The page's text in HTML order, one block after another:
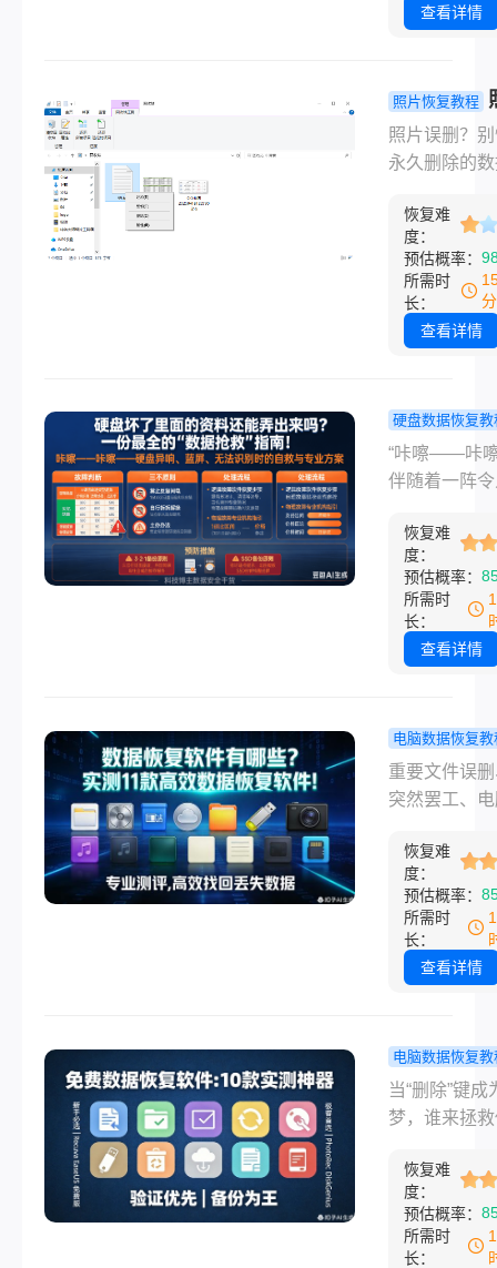
场人因误删
哭的场景。“
除” 四个字看
了数据的生
期，但实际
要文件存储
空间未被新
盖，恢复成
高达 90% 以
查看详情
照片恢复教程
误删永久删
样找回？这
照片误删？
永久删除的
除的那一刻
数据并未真
而去。电脑
件误删、回
被清空、U
乎每个数码
经历过。数
瞬间的恐慌
我们手足无
网上繁杂的
让人难以辨
伪。据统计
78%的个人
失是由于误
成的，而非
下，所谓“永
并非物理消
要
恢复难
度：
预估概率：
所需时
长：
查看详情
硬盘数据恢复教
盘坏了里面
料还能弄出
“数据抢救”
南！
“咔嚓——咔
伴随着一阵
屏了，或者
论如何插拔
都显示“无法
设备”。那一
脏骤停的不
作文档、还
的毕业论文
完了吗？”
恢复难
度：
预估概率：
所需时
长：
查看详情
电脑数据恢复教
据恢复软件
些？实测11
件！
重要文件误
突然罢工、
这些令人崩
刻，你是否
过？当我们
脑屏幕上那
惊心的对话
“是”之后立即
及。或是当U
电脑后弹出的
格式化”提示
瞬间凉了半
里面有没备
贵照片、重
作文档。
恢复难
度：
预估概率：
所需时
长：
查看详情
电脑数据恢复教
据恢复软件
好用免费？
手到极客的
稻草！
当“删除”键成
梦，谁来拯
误删了！”凌
点，设计部
发出一声哀
指还在颤抖
恢复难
度：
预估概率：
所需时
长：